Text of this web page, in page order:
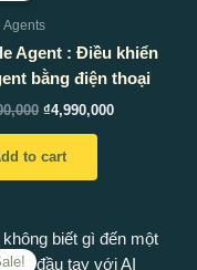
Agents
Agent : Điều khiển
bằng điện thoại
₫4,990,000
to cart
Original
price
Current
price